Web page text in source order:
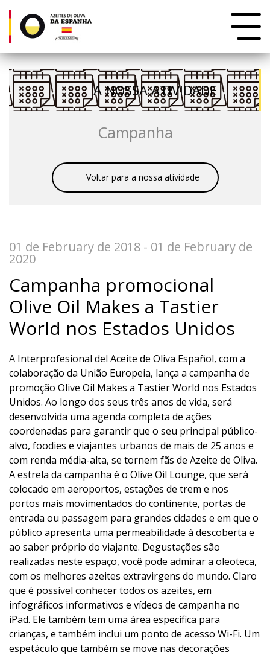
A NOSSA ATIVIDADE
Campanha
Voltar para a nossa atividade
01 de February de 2018 - 01 de February de
2020
Campanha promocional
Olive Oil Makes a Tastier
World nos Estados Unidos
A Interprofesional del Aceite de Oliva Español, com a
colaboração da União Europeia, lança a campanha de
promoção Olive Oil Makes a Tastier World nos Estados
Unidos. Ao longo dos seus três anos de vida, será
desenvolvida uma agenda completa de ações
coordenadas para garantir que o seu principal público-
alvo, foodies e viajantes urbanos de mais de 25 anos e
com renda média-alta, se tornem fãs de Azeite de Oliva.
A estrela da campanha é o Olive Oil Lounge, que será
colocado em aeroportos, estações de trem e nos
portos mais movimentados do continente, portas de
entrada ou passagem para grandes cidades e em que o
público apresenta uma permeabilidade à descoberta e
ao saber próprio do viajante. Degustações são
realizadas neste espaço, você pode admirar a oleoteca,
com os melhores azeites extravirgens do mundo. Claro
que é possível conhecer todos os azeites, em
infográficos informativos e vídeos de campanha no
iPad. Ele também tem uma área específica para
crianças, e também inclui um ponto de acesso Wi-Fi. Um
espetáculo que também se move nas decorações